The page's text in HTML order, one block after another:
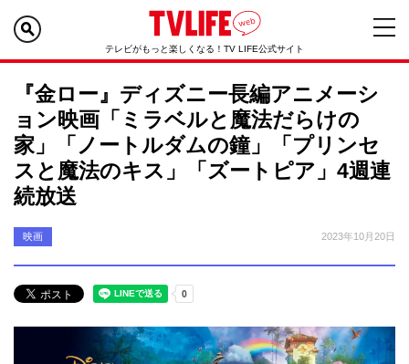
テレビがもっと楽しくなる！TV LIFE公式サイト
『金ロー』ディズニー長編アニメーシ
ョン映画「ミラベルと魔法だらけの
家」「ノートルダムの鐘」「プリンセ
スと魔法のキス」「ズートピア」4週連
続放送
映画 2023年10月20日